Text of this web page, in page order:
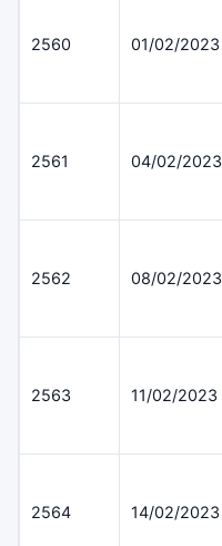
2560 01/02/2023
2561 04/02/2023
2562 08/02/2023
2563 11/02/2023
2564 14/02/2023